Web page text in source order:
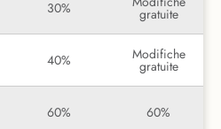
30% gratuite
40% Modifiche
gratuite
60% 60%